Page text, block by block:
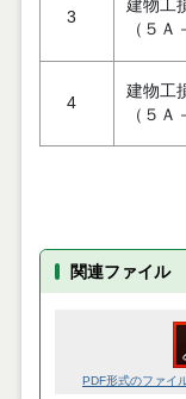
3
建物工
（５Ａ
4
建物工
（５Ａ
関連ファイル
PDF形式のファイ